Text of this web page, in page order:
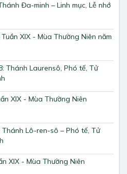
Đa-minh – Linh mục, Lễ nhớ
XIX - Mùa Thường Niên năm
Thánh Laurensô, Phó tế, Tử
XIX - Mùa Thường Niên
Thánh Lô-ren-sô – Phó tế, Tử
XIX - Mùa Thường Niên